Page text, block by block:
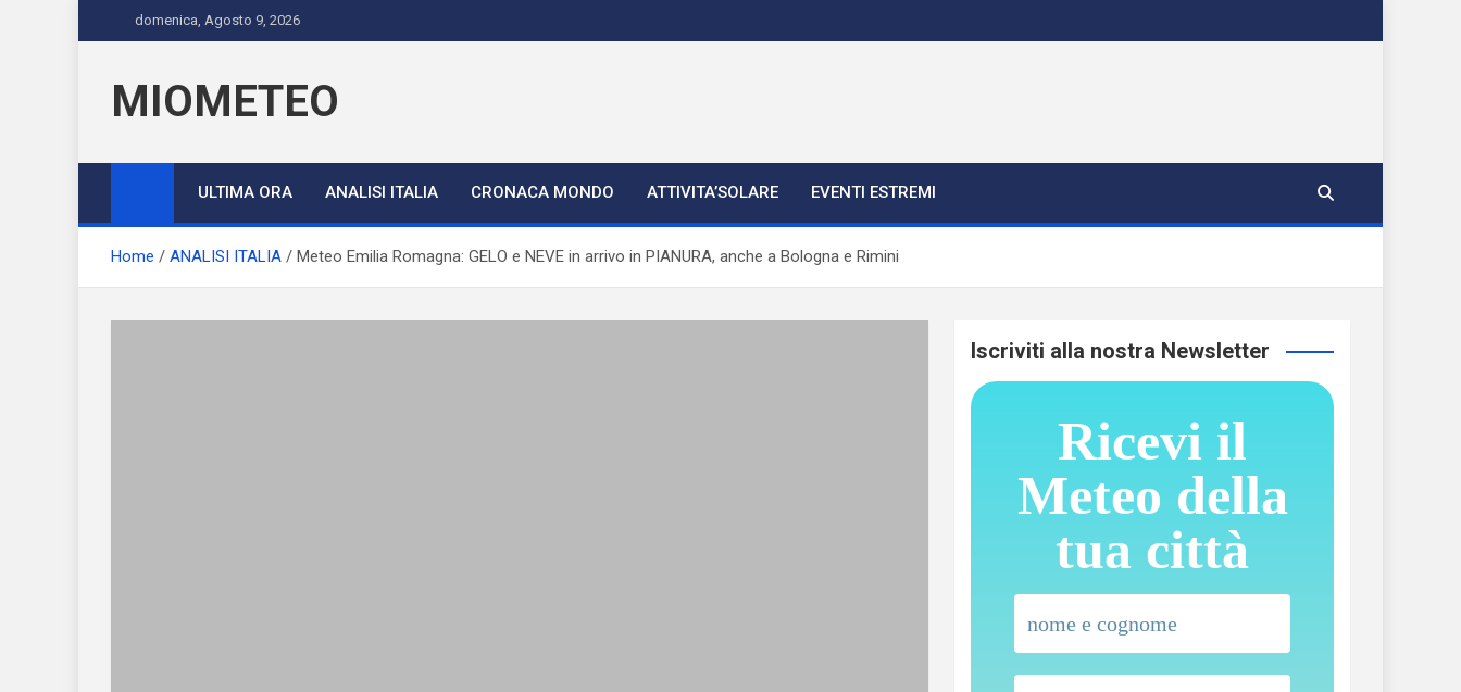
to
domenica, Agosto 9, 2026
MIOMETEO
ULTIMA ORA ANALISI ITALIA CRONACA MONDO ATTIVITA’SOLARE EVENTI ESTREMI
Home ANALISI ITALIA Meteo Emilia Romagna: GELO e NEVE in arrivo in PIANURA, anche a Bologna e Rimini
Iscriviti alla nostra Newsletter
Ricevi il
Meteo della
tua città